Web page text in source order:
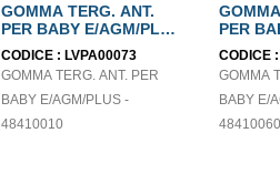
GOMMA TERG. ANT.
PER BABY E/AGM/PLUS
- 48410010
CODICE : LVPA00073
GOMMA TERG. ANT. PER
BABY E/AGM/PLUS -
48410010
PER
-
CODICE :
GOMMA
BABY E/
48410060